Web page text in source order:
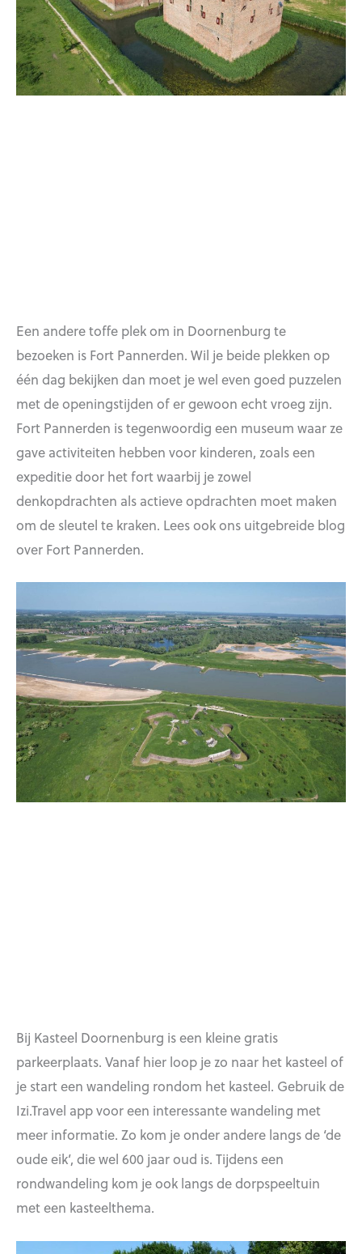
Een andere toffe plek om in Doornenburg te
bezoeken is Fort Pannerden. Wil je beide plekken op
één dag bekijken dan moet je wel even goed puzzelen
met de openingstijden of er gewoon echt vroeg zijn.
Fort Pannerden is tegenwoordig een museum waar ze
gave activiteiten hebben voor kinderen, zoals een
expeditie door het fort waarbij je zowel
denkopdrachten als actieve opdrachten moet maken
om de sleutel te kraken. Lees ook ons uitgebreide blog
over Fort Pannerden.
Bij Kasteel Doornenburg is een kleine gratis
parkeerplaats. Vanaf hier loop je zo naar het kasteel of
je start een wandeling rondom het kasteel. Gebruik de
Izi.Travel app voor een interessante wandeling met
meer informatie. Zo kom je onder andere langs de ‘de
oude eik’, die wel 600 jaar oud is. Tijdens een
rondwandeling kom je ook langs de dorpspeeltuin
met een kasteelthema.